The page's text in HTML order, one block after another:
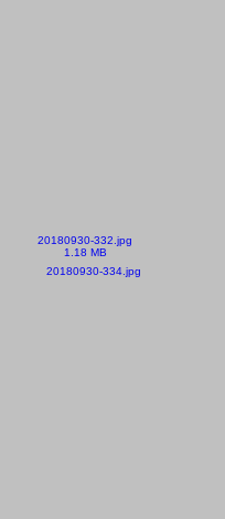
20180930-332.jpg
1.18 MB